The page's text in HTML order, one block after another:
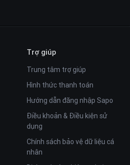
Trợ giúp
Trung tâm trợ giúp
Hình thức thanh toán
Hướng dẫn đăng nhập Sapo
Điều khoản & Điều kiện sử
dụng
Chính sách bảo vệ dữ liệu cá
nhân